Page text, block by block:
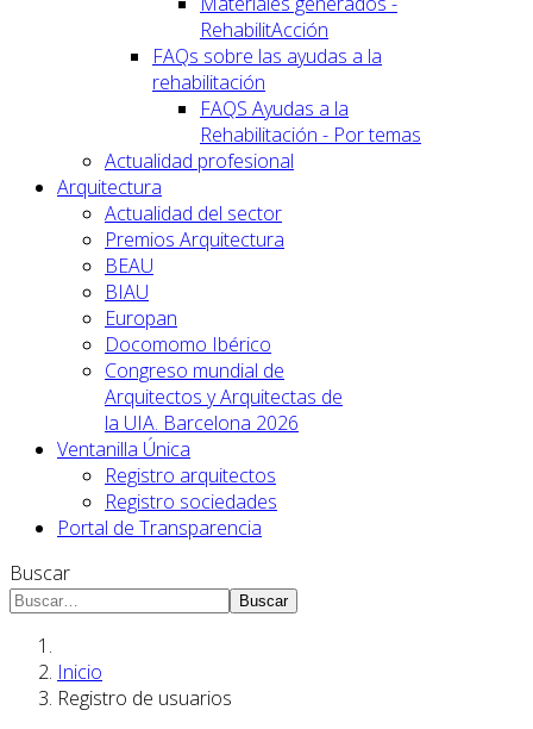
RehabilitAcción
FAQs sobre las ayudas a la
rehabilitación
FAQS Ayudas a la
Rehabilitación - Por temas
Actualidad profesional
Arquitectura
Actualidad del sector
Premios Arquitectura
BEAU
BIAU
Europan
Docomomo Ibérico
Congreso mundial de
Arquitectos y Arquitectas de
la UIA. Barcelona 2026
Ventanilla Única
Registro arquitectos
Registro sociedades
Portal de Transparencia
Buscar
Buscar
Inicio
Registro de usuarios